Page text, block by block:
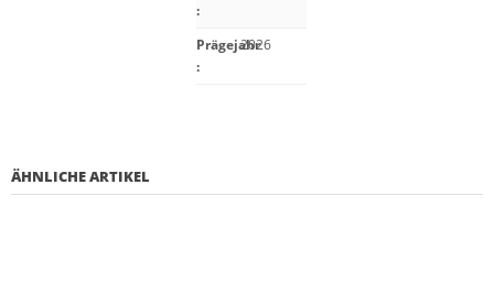
:
Prägejahr
:
2026
ÄHNLICHE ARTIKEL